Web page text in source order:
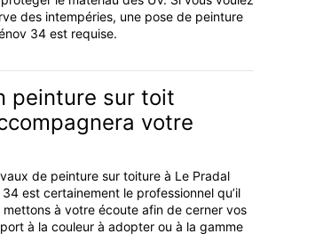
des intempéries, une pose de peinture
34 est requise.
peinture sur toit
votre
de peinture sur toiture à Le Pradal
est certainement le professionnel qu’il
à votre écoute afin de cerner vos
à la couleur à adopter ou à la gamme